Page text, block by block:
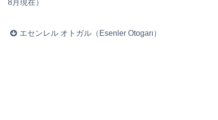
8月現在）
エセンレル オトガル（Esenler Otogarı）